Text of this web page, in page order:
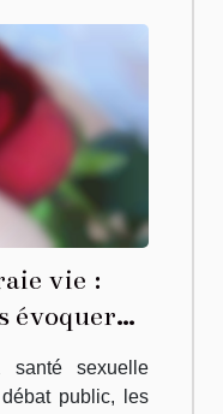
vie :
évoquer
couplesexuelle
public, les